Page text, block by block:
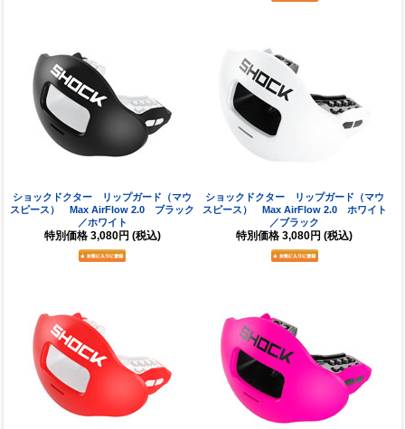
ショックドクター リップガード（マウ
スピース） Max AirFlow 2.0 ブラック
／ホワイト
特別価格 3,080円 (税込)
ショックドクター リップガード（マウ
スピース） Max AirFlow 2.0 ホワイト
／ブラック
特別価格 3,080円 (税込)